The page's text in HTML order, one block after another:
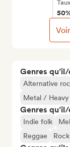
Genres
Alternative
Metal /
Genres
Indie folk
Reggae